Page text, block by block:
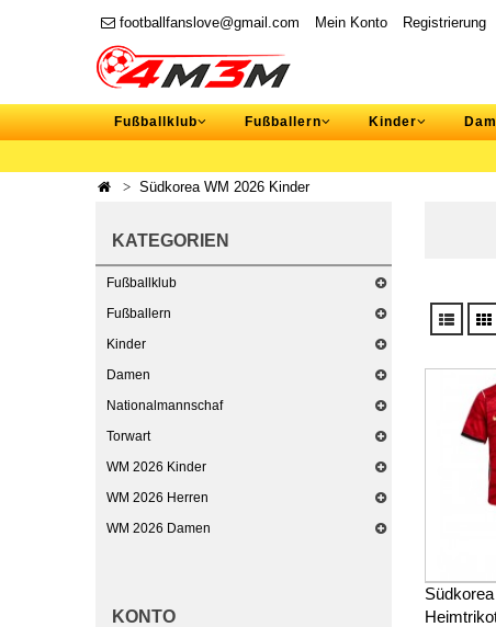
footballfanslove@gmail.com Mein Konto Registrierung
Fußballklub Fußballern Kinder
Südkorea WM 2026 Kinder
KATEGORIEN
Fußballklub
Fußballern
Kinder
Damen
Nationalmannschaf
Torwart
WM 2026 Kinder
WM 2026 Herren
WM 2026 Damen
KONTO